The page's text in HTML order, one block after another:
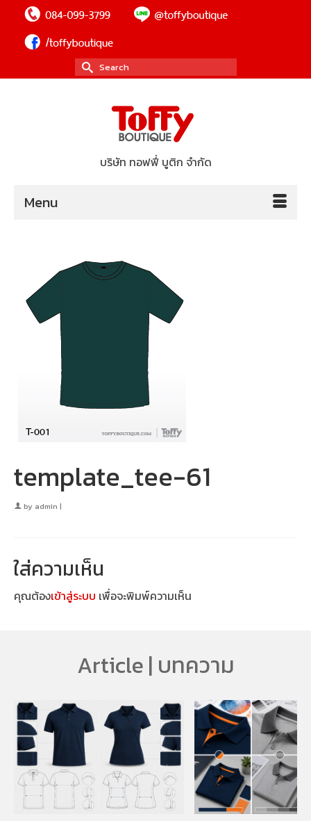
Search
for:
บริษัท ทอฟฟี่ บูติก จำกัด
Menu
template_tee-61
by admin |
ใส่ความเห็น
คุณต้องเข้าสู่ระบบ เพื่อจะพิมพ์ความเห็น
Article | บทความ